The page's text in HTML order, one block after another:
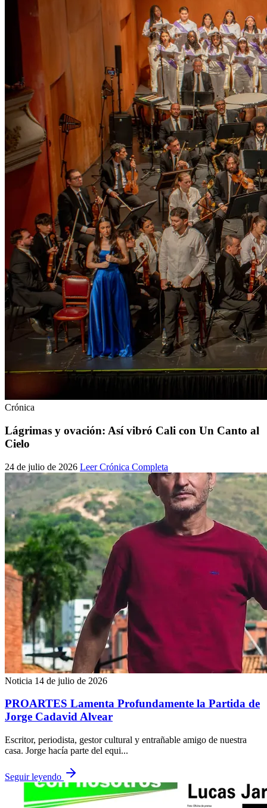
Crónica
Lágrimas y ovación: Así vibró Cali con Un Canto al
Cielo
24 de julio de 2026 Leer Crónica Completa
Noticia 14 de julio de 2026
PROARTES Lamenta Profundamente la Partida de
Jorge Cadavid Alvear
Escritor, periodista, gestor cultural y entrañable amigo de nuestra
casa. Jorge hacía parte del equi...
Seguir leyendo